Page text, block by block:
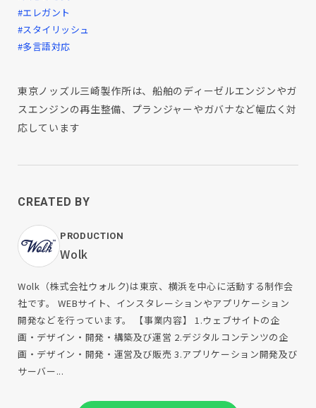
#エレガント
#スタイリッシュ
#多言語対応
東京ノッズル三崎製作所は、船舶のディーゼルエンジンやガ
スエンジンの再生整備、プランジャーやガバナなど幅広く対
応しています
CREATED BY
PRODUCTION
Wolk
Wolk（株式会社ウォルク)は東京、横浜を中心に活動する制作会
社です。 WEBサイト、インスタレーションやアプリケーション
開発などを行っています。 【事業内容】 1.ウェブサイトの企
画・デザイン・開発・構築及び運営 2.デジタルコンテンツの企
画・デザイン・開発・運営及び販売 3.アプリケーション開発及び
サーバー...